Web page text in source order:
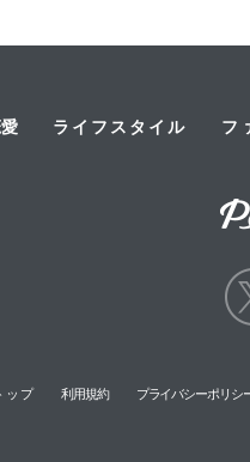
ライフスタイル フ
ップ 利用規約 プライバシーポリシ